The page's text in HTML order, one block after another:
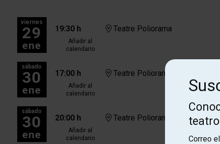
viernes
29
ene
19:30 h Teatre Poliorama
Añadir al
calendario
sábado
30
ene
17:00 h Teatre Poliorama
Añadir al
calendario
sábado
30
ene
20:00 h Teatre Poliorama
Añadir al
calendario
Correo